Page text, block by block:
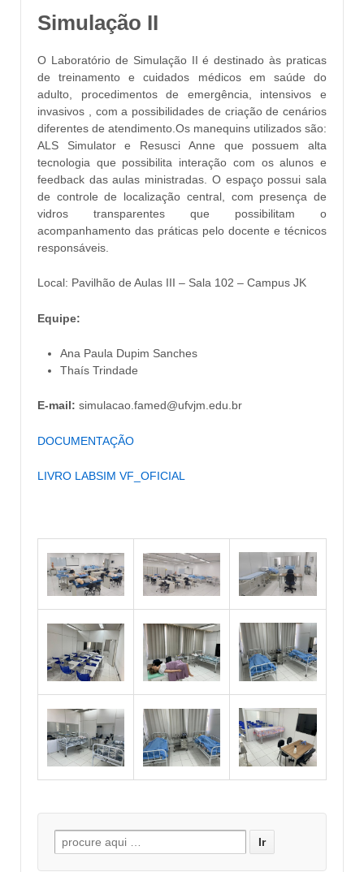
Simulação II
O Laboratório de Simulação II é destinado às praticas
de treinamento e cuidados médicos em saúde do
adulto, procedimentos de emergência, intensivos e
invasivos , com a possibilidades de criação de cenários
diferentes de atendimento.Os manequins utilizados são:
ALS Simulator e Resusci Anne que possuem alta
tecnologia que possibilita interação com os alunos e
feedback das aulas ministradas. O espaço possui sala
de controle de localização central, com presença de
vidros transparentes que possibilitam o
acompanhamento das práticas pelo docente e técnicos
responsáveis.
Local: Pavilhão de Aulas III – Sala 102 – Campus JK
Equipe:
Ana Paula Dupim Sanches
Thaís Trindade
E-mail: simulacao.famed@ufvjm.edu.br
DOCUMENTAÇÃO
LIVRO LABSIM VF_OFICIAL
Buscar por: